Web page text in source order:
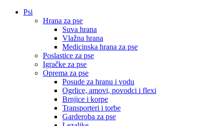
Psi
Hrana za pse
Suva hrana
Vlažna hrana
Medicinska hrana za pse
Poslastice za pse
Igračke za pse
Oprema za pse
Posude za hranu i vodu
Ogrlice, amovi, povodci i flexi
Brnjice i korpe
Transporteri i torbe
Garderoba za pse